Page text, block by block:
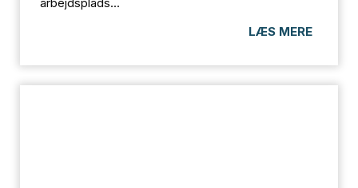
LÆS MERE